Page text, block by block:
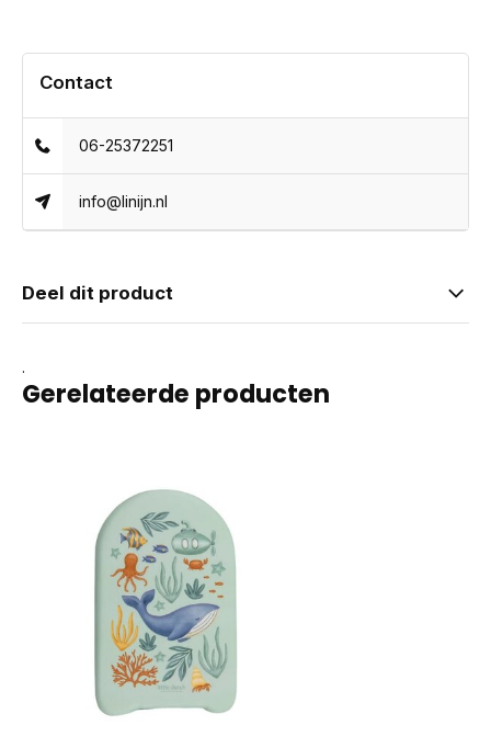
Contact
06-25372251
info@linijn.nl
Deel dit product
.
Gerelateerde producten